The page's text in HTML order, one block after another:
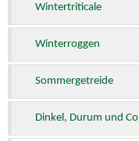
Wintertriticale
Winterroggen
Sommergetreide
Dinkel, Durum und Co